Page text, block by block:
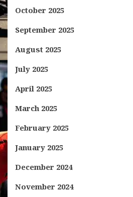
October 2025
September 2025
August 2025
July 2025
April 2025
March 2025
February 2025
January 2025
December 2024
November 2024